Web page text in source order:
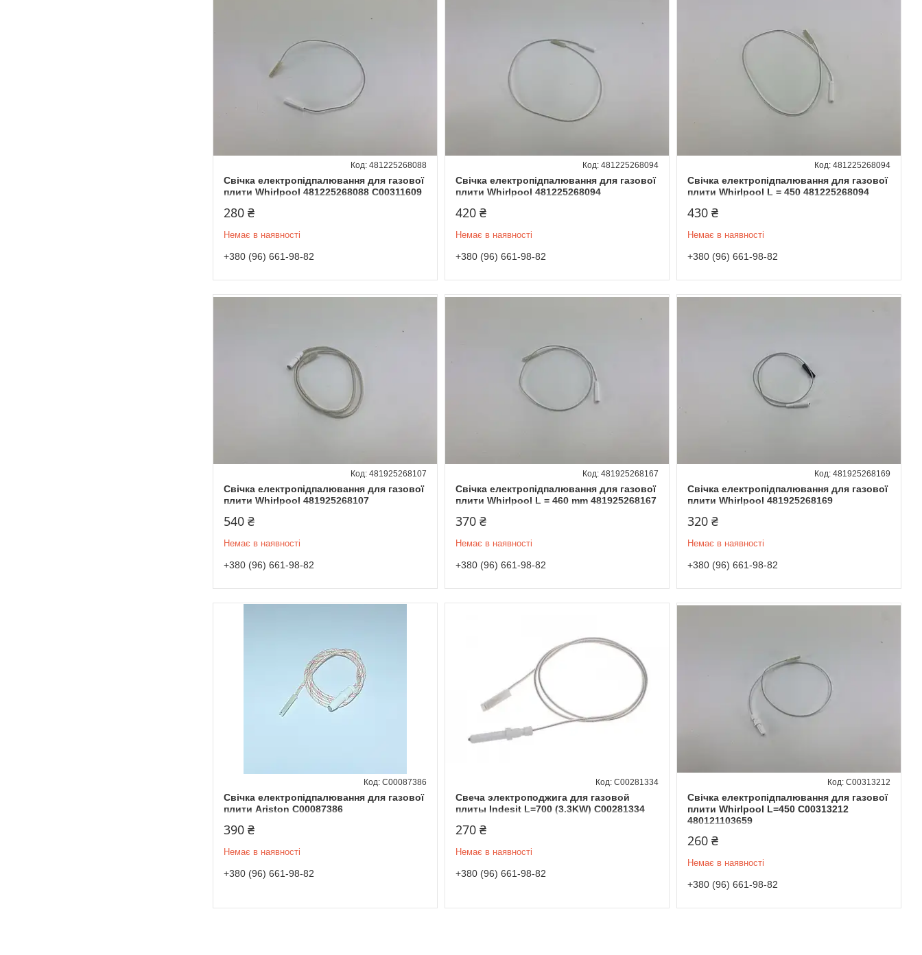
Свічка електропідпалювання для газової
плити Whirlpool 481225268088 C00311609
481225268088
280 ₴
Немає в наявності
+380 (96) 661-98-82
Свічка електропідпалювання для газової
плити Whirlpool 481225268094
481225268094
420 ₴
Немає в наявності
+380 (96) 661-98-82
Свічка електропідпалювання для газової
плити Whirlpool L = 450 481225268094
481225268094
430 ₴
Немає в наявності
+380 (96) 661-98-82
Свічка електропідпалювання для газової
плити Whirlpool 481925268107
481925268107
540 ₴
Немає в наявності
+380 (96) 661-98-82
Свічка електропідпалювання для газової
плити Whirlpool L = 460 mm 481925268167
481925268167
370 ₴
Немає в наявності
+380 (96) 661-98-82
Свічка електропідпалювання для газової
плити Whirlpool 481925268169
481925268169
320 ₴
Немає в наявності
+380 (96) 661-98-82
Свічка електропідпалювання для газової
плити Ariston C00087386
C00087386
390 ₴
Немає в наявності
+380 (96) 661-98-82
Свеча электроподжига для газовой
плиты Indesit L=700 (3.3KW) C00281334
C00281334
270 ₴
Немає в наявності
+380 (96) 661-98-82
Свічка електропідпалювання для газової
плити Whirlpool L=450 C00313212
480121103659
C00313212
260 ₴
Немає в наявності
+380 (96) 661-98-82